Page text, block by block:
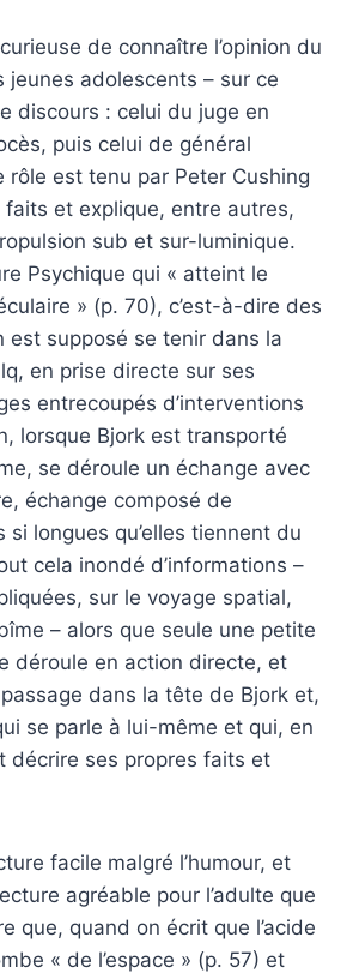
de connaître l’opinion du
jeunes adolescents – sur ce
discours : celui du juge en
puis celui de général
rôle est tenu par Peter Cushing
faits et explique, entre autres,
sub et sur-luminique.
Psychique qui « atteint le
» (p. 70), c’est-à-dire des
est supposé se tenir dans la
en prise directe sur ses
entrecoupés d’interventions
lorsque Bjork est transporté
se déroule un échange avec
échange composé de
si longues qu’elles tiennent du
cela inondé d’informations –
sur le voyage spatial,
– alors que seule une petite
déroule en action directe, et
passage dans la tête de Bjork et,
se parle à lui-même et qui, en
décrire ses propres faits et
facile malgré l’humour, et
agréable pour l’adulte que
que, quand on écrit que l’acide
« de l’espace » (p. 57) et